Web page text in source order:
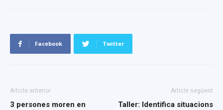
Facebook Twitter
Article anterior
3 persones moren en
Article següent
Taller: Identifica situacions